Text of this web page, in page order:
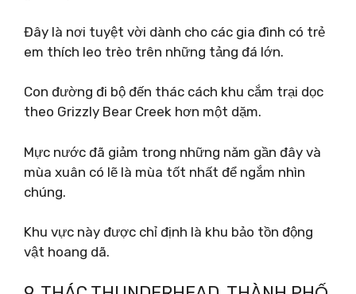
Đây là nơi tuyệt vời dành cho các gia đình có trẻ
em thích leo trèo trên những tảng đá lớn.
Con đường đi bộ đến thác cách khu cắm trại dọc
theo Grizzly Bear Creek hơn một dặm.
Mực nước đã giảm trong những năm gần đây và
mùa xuân có lẽ là mùa tốt nhất để ngắm nhìn
chúng.
Khu vực này được chỉ định là khu bảo tồn động
vật hoang dã.